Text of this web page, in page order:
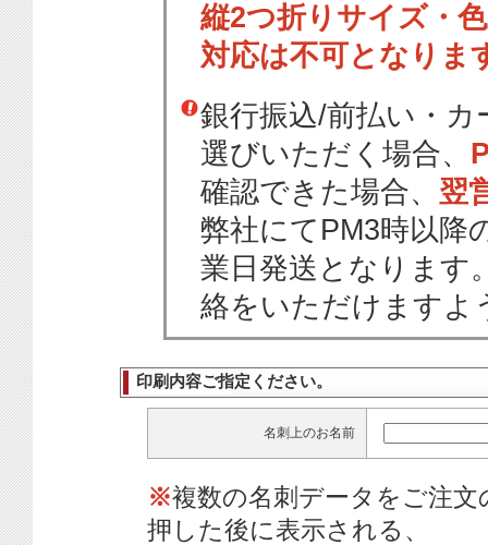
縦2つ折りサイズ・
対応は不可となりま
銀行振込/前払い・
選びいただく場合、
確認できた場合、 翌
弊社にてPM3時以降
業日発送となります
絡をいただけますよ
印刷内容ご指定ください。
名刺上のお名前
※複数の名刺データをご注
押した後に表示される、